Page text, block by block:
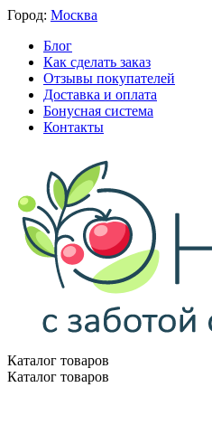
Город: Москва
Блог
Как сделать заказ
Отзывы покупателей
Доставка и оплата
Бонусная система
Контакты
Каталог товаров
Каталог товаров